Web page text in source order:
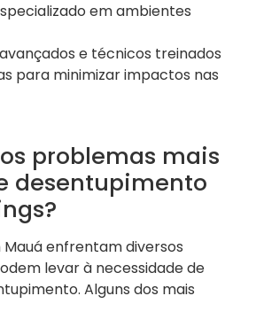
em ambientes
e técnicos treinados
para minimizar impactos nas
problemas mais
desentupimento
enfrentam diversos
levar à necessidade de
Alguns dos mais